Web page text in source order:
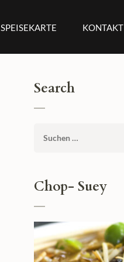
SPEISEKARTE KONTAKT
Search
Suchen
Chop- Suey